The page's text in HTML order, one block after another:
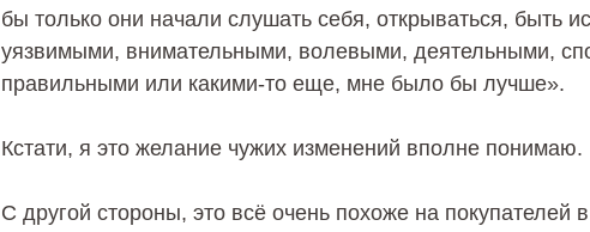
бы только они начали слушать себя, открываться, быть
уязвимыми, внимательными, волевыми, деятельными,
правильными или какими-то еще, мне было бы лучше».
Кстати, я это желание чужих изменений вполне понимаю.
С другой стороны, это всё очень похоже на покупателей